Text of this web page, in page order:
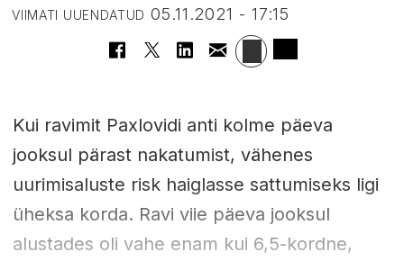
VIIMATI UUENDATUD 05.11.2021 - 17:15
Kui ravimit Paxlovidi anti kolme päeva
jooksul pärast nakatumist, vähenes
uurimisaluste risk haiglasse sattumiseks ligi
üheksa korda. Ravi viie päeva jooksul
alustades oli vahe enam kui 6,5-kordne,